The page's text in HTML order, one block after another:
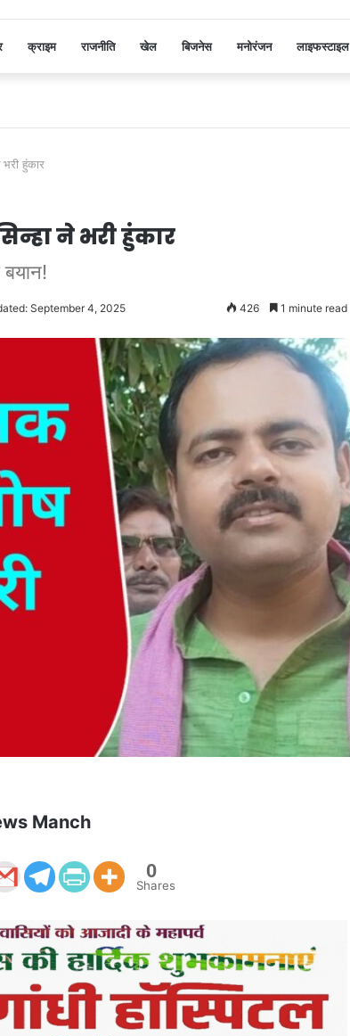
क्राइम राजनीति खेल बिजनेस मनोरंजन लाइफस्टाइल
हुंकार
ने भरी हुंकार
बयान!
September 4, 2025 426 1 minute read
Manch
0
Shares